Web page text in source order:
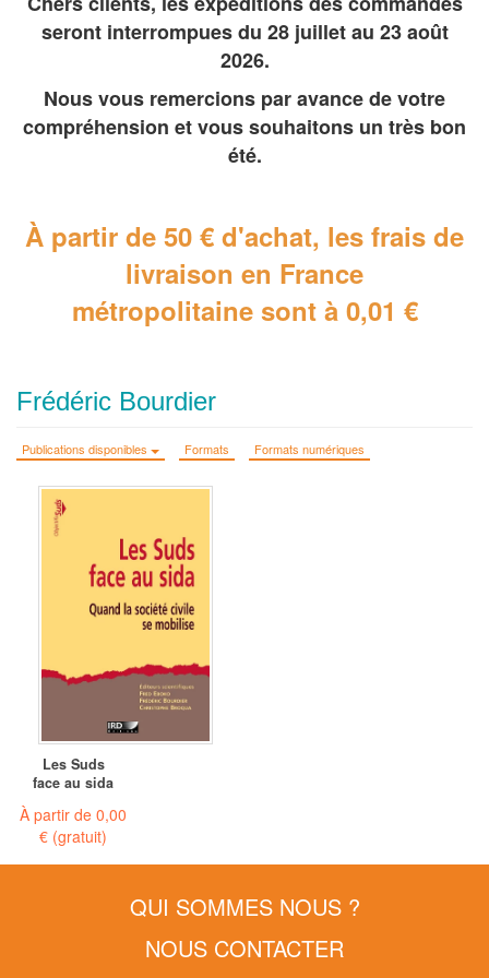
seront interrompues du 28 juillet au 23 août
2026.
Nous vous remercions par avance de votre
compréhension et vous souhaitons un très bon
été.
À partir de 50 € d'achat, les frais de
livraison en France
métropolitainesont à 0,01 €
Frédéric Bourdier
Publications disponibles Formats Formats numériques
Les Suds
face au sida
À partir de0,00
€ (gratuit)
QUI SOMMES NOUS ?
NOUS CONTACTER